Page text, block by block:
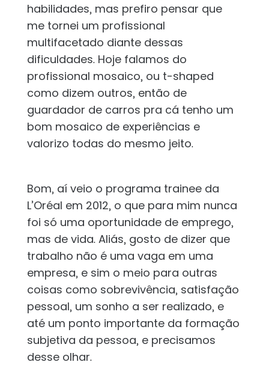
habilidades, mas prefiro pensar que
me tornei um profissional
multifacetado diante dessas
dificuldades. Hoje falamos do
profissional mosaico, ou t-shaped
como dizem outros, então de
guardador de carros pra cá tenho um
bom mosaico de experiências e
valorizo todas do mesmo jeito.
Bom, aí veio o programa trainee da
L’Oréal em 2012, o que para mim nunca
foi só uma oportunidade de emprego,
mas de vida. Aliás, gosto de dizer que
trabalho não é uma vaga em uma
empresa, e sim o meio para outras
coisas como sobrevivência, satisfação
pessoal, um sonho a ser realizado, e
até um ponto importante da formação
subjetiva da pessoa, e precisamos
desse olhar.